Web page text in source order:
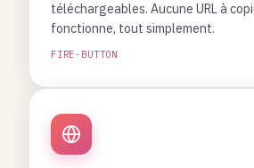
téléchargeables. Aucune URL à
fonctionne, tout simplement.
FIRE-BUTTON